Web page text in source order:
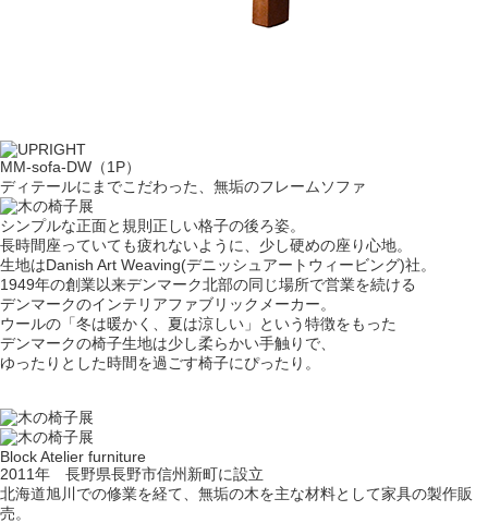
MM-sofa-DW（1P）
ディテールにまでこだわった、無垢のフレームソファ
シンプルな正面と規則正しい格子の後ろ姿。
長時間座っていても疲れないように、少し硬めの座り心地。
生地はDanish Art Weaving(デニッシュアートウィービング)社。
1949年の創業以来デンマーク北部の同じ場所で営業を続ける
デンマークのインテリアファブリックメーカー。
ウールの「冬は暖かく、夏は涼しい」という特徴をもった
デンマークの椅子生地は少し柔らかい手触りで、
ゆったりとした時間を過ごす椅子にぴったり。
Block Atelier furniture
2011年 長野県長野市信州新町に設立
北海道旭川での修業を経て、無垢の木を主な材料として家具の製作販
売。